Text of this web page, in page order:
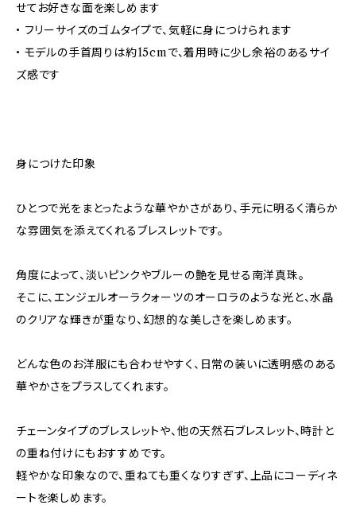
せてお好きな面を楽しめます
• フリーサイズのゴムタイプで、気軽に身につけられます
• モデルの手首周りは約15cmで、着用時に少し余裕のあるサイ
ズ感です
身につけた印象
ひとつで光をまとったような華やかさがあり、手元に明るく清らか
な雰囲気を添えてくれるブレスレットです。
角度によって、淡いピンクやブルーの艶を見せる南洋真珠。
そこに、エンジェルオーラクォーツのオーロラのような光と、水晶
のクリアな輝きが重なり、幻想的な美しさを楽しめます。
どんな色のお洋服にも合わせやすく、日常の装いに透明感のある
華やかさをプラスしてくれます。
チェーンタイプのブレスレットや、他の天然石ブレスレット、時計と
の重ね付けにもおすすめです。
軽やかな印象なので、重ねても重くなりすぎず、上品にコーディネ
ートを楽しめます。